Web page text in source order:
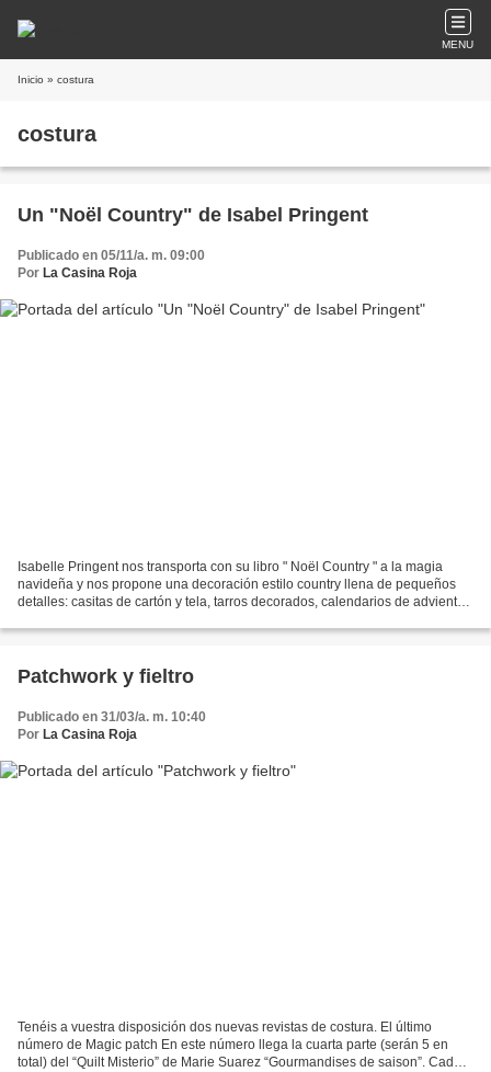
MENU
Inicio » costura
costura
Un "Noël Country" de Isabel Pringent
Publicado en 05/11/a. m. 09:00
Por La Casina Roja
Isabelle Pringent nos transporta con su libro " Noël Country " a la magia
navideña y nos propone una decoración estilo country llena de pequeños
detalles: casitas de cartón y tela, tarros decorados, calendarios de adviento
Patchwork y fieltro
Publicado en 31/03/a. m. 10:40
Por La Casina Roja
Tenéis a vuestra disposición dos nuevas revistas de costura. El último
número de Magic patch En este número llega la cuarta parte (serán 5 en
total) del “Quilt Misterio” de Marie Suarez “Gourmandises de saison”. Cada